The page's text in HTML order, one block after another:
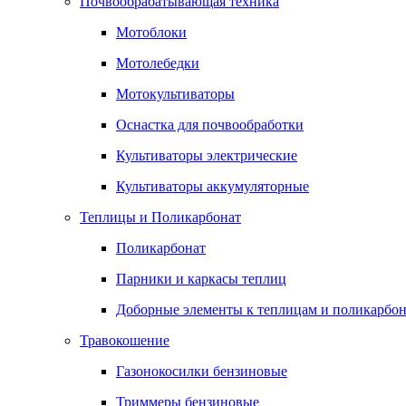
Мотоблоки
Мотолебедки
Мотокультиваторы
Оснастка для почвообработки
Культиваторы электрические
Культиваторы аккумуляторные
Теплицы и Поликарбонат
Поликарбонат
Парники и каркасы теплиц
Доборные элементы к теплицам и
Травокошение
Газонокосилки бензиновые
Триммеры бензиновые